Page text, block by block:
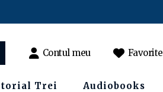
Contul meu Favorite
Trei Audiobooks